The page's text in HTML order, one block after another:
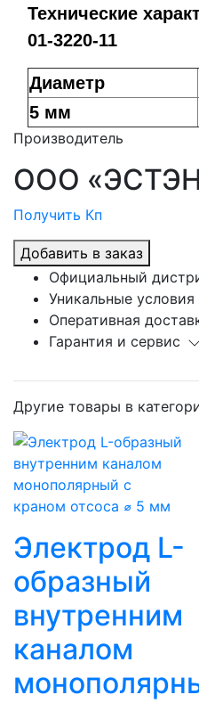
Технические
01-3220-11
Диаметр
5 мм
Производитель
ООО
Получить Кп
Добавить в заказ
Официальный
Уникальные условия
Оперативная
Гарантия и сервис
Другие товары в
Электрод L-
образный
внутренним
каналом